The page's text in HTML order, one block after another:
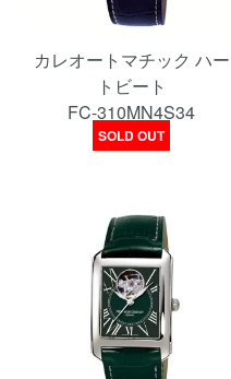
カレオートマチック ハー
トビート
FC-310MN4S34
SOLD OUT